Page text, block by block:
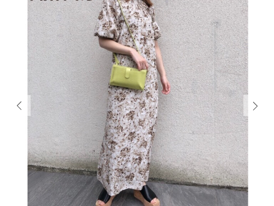
Next
ショッ
レスト
施設案内
アクセ
スタッ
電話で